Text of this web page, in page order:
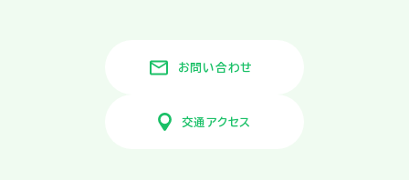
お問い合わせ
交通アクセス